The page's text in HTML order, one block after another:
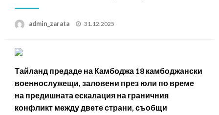
admin_zarata
Posted
31.12.2025
Тайланд предаде на Камбоджа 18 камбоджански
военнослужещи, заловени през юли по време
на предишната ескалация на граничния
конфликт между двете страни, съобщи